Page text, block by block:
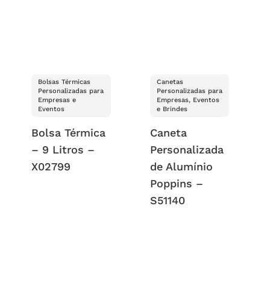
Bolsas Térmicas
Personalizadas para
Empresas e
Eventos
Bolsa Térmica
– 9 Litros –
X02799
Canetas
Personalizadas para
Empresas, Eventos
e Brindes
Caneta
Personalizada
de Alumínio
Poppins –
S51140